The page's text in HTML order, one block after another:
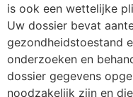
is ook een wettelijke
Uw dossier bevat
gezondheidstoestand
onderzoeken en
dossier gegevens
noodzakelijk zijn en